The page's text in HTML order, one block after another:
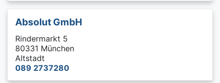
Absolut GmbH
Rindermarkt 5
80331 München
Altstadt
089 2737280